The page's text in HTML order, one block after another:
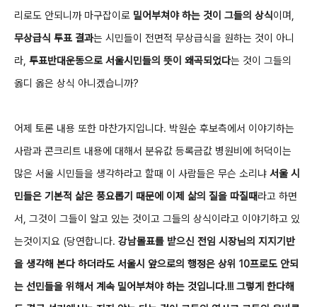
리로도 안되니까 마구잡이로 밀어부쳐야 하는 것이 그들의 상식 이며,
무상급식 투표 결과는 시민들이 전면적 무상급식을 원하는 것이 아니
라, 투표반대운동으로 서울시민들의 뜻이 왜곡되었다는 것이 그들의
옳디 옳은 상식 아니겠습니까?
어제 토론 내용 또한 마찬가지입니다. 박원순 후보측에서 이야기하는
사람과 콘크리트 내용에 대해서 분유값 등록금값 병원비에 허덕이는
많은 서울 시민들을 생각하라고 할때 이 사람들은 무슨 소리냐 서울 시
민들은 기본적 삶은 풍요롭기 때문에 이제 삶의 질을 따질때라고 하면
서, 그것이 그들이 알고 있는 것이고 그들의 상식이라고 이야기하고 있
는것이지요 (당연합니다. 강남몰표를 받으신 전임 시장님의 지지기반
을 생각해 본다 하더라도 서울시 앞으로의 행정은 상위 10프로도 안되
는 선민들을 위해서 계속 밀어부쳐야 하는 것입니다.!!! 그렇게 한다해